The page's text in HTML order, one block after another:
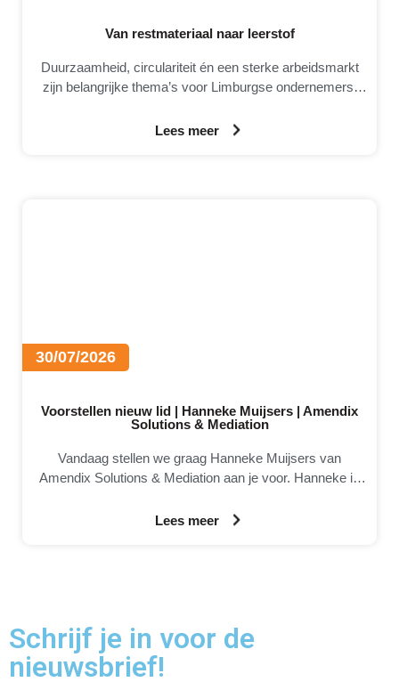
Van restmateriaal naar leerstof
Duurzaamheid, circulariteit én een sterke arbeidsmarkt
zijn belangrijke thema’s voor Limburgse ondernemers.
onder de aandacht.
Lees meer
30/07/2026
Voorstellen nieuw lid | Hanneke Muijsers | Amendix
Solutions & Mediation
Vandaag stellen we graag Hanneke Muijsers van
Amendix Solutions & Mediation aan je voor. Hanneke is
Lees meer
Schrijf je in voor de
nieuwsbrief!